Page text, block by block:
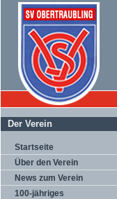
Der Verein
Startseite
Über den Verein
News zum Verein
100-jähriges